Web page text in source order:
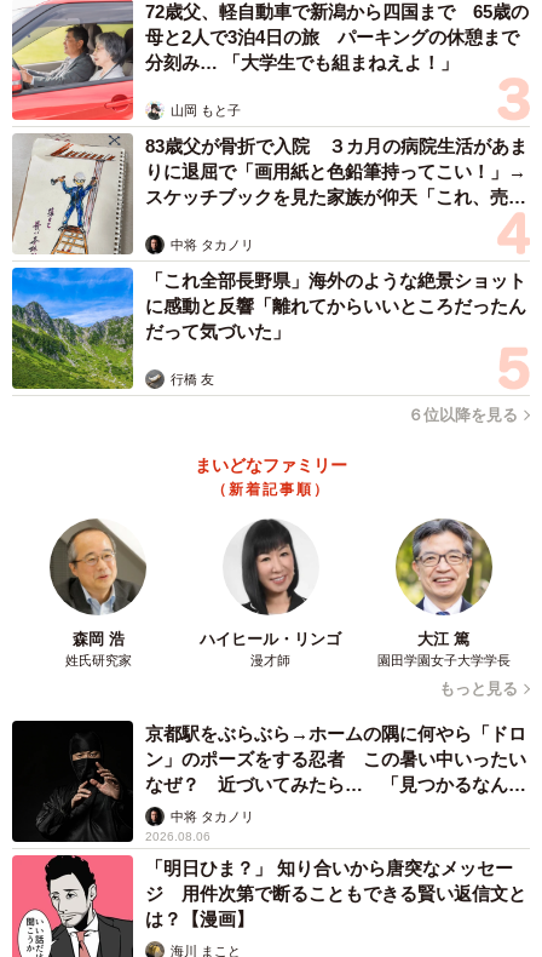
72歳父、軽自動車で新潟から四国まで 65歳の
母と2人で3泊4日の旅 パーキングの休憩まで
分刻み… 「大学生でも組まねえよ！」
山岡 もと子
83歳父が骨折で入院 ３カ月の病院生活があま
りに退屈で「画用紙と色鉛筆持ってこい！」→
スケッチブックを見た家族が仰天「これ、売れ
中将 タカノリ
「これ全部長野県」海外のような絶景ショット
に感動と反響「離れてからいいところだったん
だって気づいた」
行橋 友
６位以降を見る
まいどなファミリー
（新着記事順）
森岡 浩
姓氏研究家
ハイヒール・リンゴ
漫才師
大江 篤
園田学園女子大学学長
もっと見る
京都駅をぶらぶら→ホームの隅に何やら「ドロ
ン」のポーズをする忍者 この暑い中いったい
なぜ？ 近づいてみたら… 「見つかるなんて
未熟」中将 タカノリ
2026.08.06
「明日ひま？」 知り合いから唐突なメッセー
ジ 用件次第で断ることもできる賢い返信文と
は？【漫画】
海川 まこと